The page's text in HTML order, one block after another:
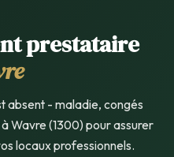
prestataire
absent - maladie, congés
Wavre (1300) pour assurer
locaux professionnels.